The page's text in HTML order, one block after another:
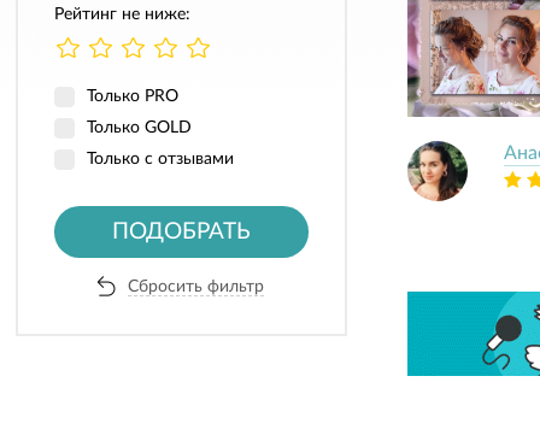
Рейтинг не ниже:
Только PRO
Только GOLD
Только с отзывами
ПОДОБРАТЬ
Сбросить фильтр